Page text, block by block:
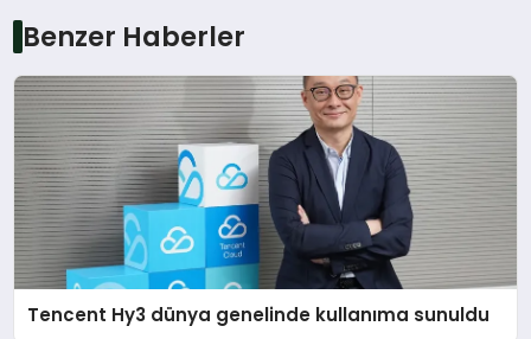
Benzer Haberler
Tencent Hy3 dünya genelinde kullanıma sunuldu